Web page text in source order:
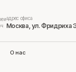
адрес офиса
Москва, ул. Фридриха
О нас